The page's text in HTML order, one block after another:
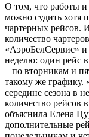
О том, что работы и
можно судить хотя
чартерных рейсов.
количество
«АэроБелСервис» и
неделю: один рейс
– по вторникам и
такому же графику.
середине сезона в
количество рейсов
объяснила Елена
дополнительные